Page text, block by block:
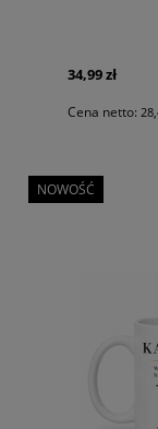
34,99 zł
Cena netto:
NOWOŚĆ